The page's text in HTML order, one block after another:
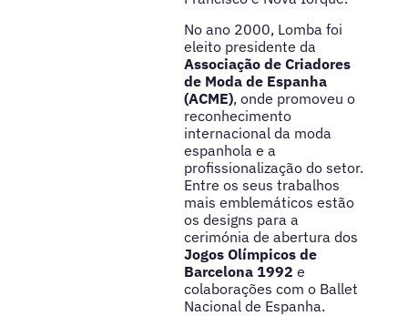
No ano 2000, Lomba foi
eleito presidente da
Associação de Criadores
de Moda de Espanha
(ACME), onde promoveu o
reconhecimento
internacional da moda
espanhola e a
profissionalização do setor.
Entre os seus trabalhos
mais emblemáticos estão
os designs para a
cerimónia de abertura dos
Jogos Olímpicos de
Barcelona 1992 e
colaborações com o Ballet
Nacional de Espanha.